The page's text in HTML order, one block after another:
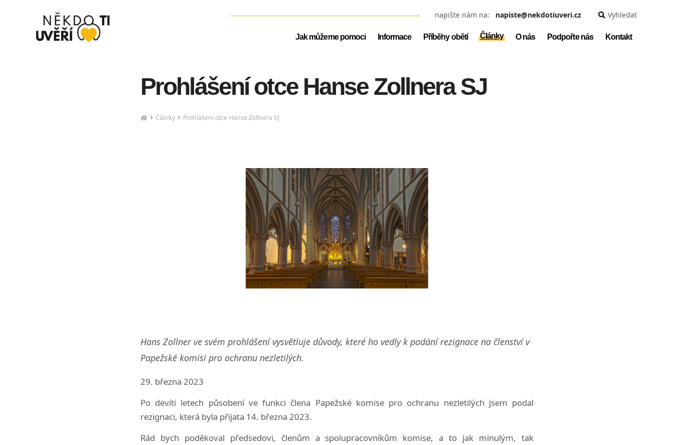
napište nám na: napiste@nekdotiuveri.cz Vyhledat
Jak můžeme pomoci Informace Příběhy obětí Články O nás Podpořte nás Kontakt
Prohlášení otce Hanse Zollnera SJ
Články Prohlášení otce Hanse Zollnera SJ
Hans Zollner ve svém prohlášení vysvětluje důvody, které ho vedly k podání rezignace na členství v
Papežské komisi pro ochranu nezletilých.
29. března 2023
Po devíti letech působení ve funkci člena Papežské komise pro ochranu nezletilých jsem podal
rezignaci, která byla přijata 14. března 2023.
Rád bych poděkoval předsedovi, členům a spolupracovníkům komise, a to jak minulým, tak